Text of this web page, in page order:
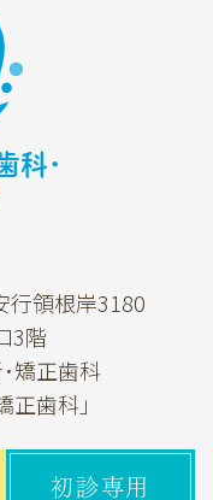
科･
行領根岸3180
3階
矯正歯科
正歯科」
初診専用